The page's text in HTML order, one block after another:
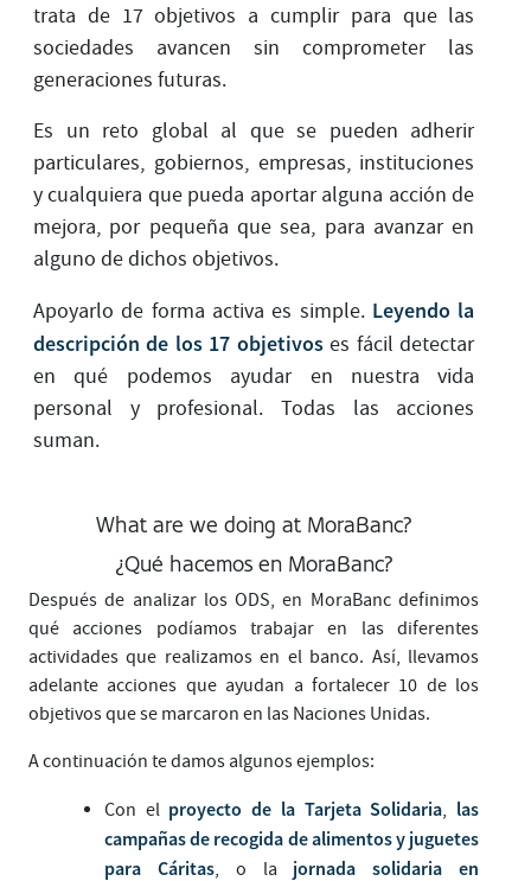
trata de 17 objetivos a cumplir para que las
sociedades avancen sin comprometer las
generaciones futuras.
Es un reto global al que se pueden adherir
particulares, gobiernos, empresas, instituciones
y cualquiera que pueda aportar alguna acción de
mejora, por pequeña que sea, para avanzar en
alguno de dichos objetivos.
Apoyarlo de forma activa es simple. Leyendo la
descripción de los 17 objetivoses fácil detectar
en qué podemos ayudar en nuestra vida
personal y profesional. Todas las acciones
suman.
What are we doing at MoraBanc?
¿Qué hacemos en MoraBanc?
Después de analizar los ODS, en MoraBanc definimos
qué acciones podíamos trabajar en las diferentes
actividades que realizamos en el banco. Así, llevamos
adelante acciones que ayudan a fortalecer 10 de los
objetivos que se marcaron en las Naciones Unidas.
A continuación te damos algunos ejemplos:
Con el proyecto de la Tarjeta Solidaria, las
campañas de recogida de alimentos y juguetes
para Cáritas, o la jornada solidaria en